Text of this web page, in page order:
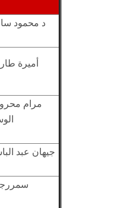
د محمود
أميرة
مرام
جيهان عبد